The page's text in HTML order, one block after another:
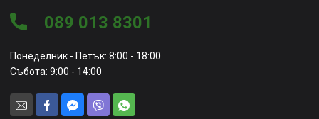
089 013 8301
Понеделник - Петък: 8:00 - 18:00
Събота: 9:00 - 14:00